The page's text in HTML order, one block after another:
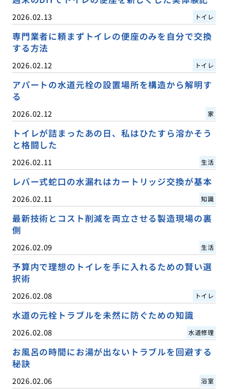
2026.02.13 トイレ
専門業者に頼まずトイレの便座のみを自分で交換
する方法
2026.02.12 トイレ
アパートの水道元栓の設置場所を構造から解明す
る
2026.02.12 家
トイレが詰まったあの日、私はひたすら溶かそう
と格闘した
2026.02.11 生活
レバー式蛇口の水漏れはカートリッジ交換が基本
2026.02.11 知識
最新技術とコスト削減を両立させる製造現場の裏
側
2026.02.09 生活
予算内で理想のトイレを手に入れるための賢い選
択術
2026.02.08 トイレ
水道の元栓トラブルを未然に防ぐための知識
2026.02.08 水道修理
お風呂の時間にお湯が出ないトラブルを回避する
秘訣
2026.02.06 浴室